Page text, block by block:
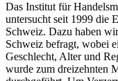
Das Institut für
untersucht seit 1999 die
Schweiz. Dazu haben
Schweiz befragt, wobei
Geschlecht, Alter und
wurde zum dreizehnten